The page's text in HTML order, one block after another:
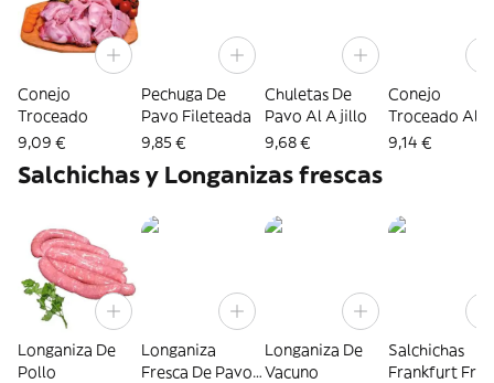
Conejo
Troceado
9,09 €
Pechuga De
Pavo Fileteada
9,85 €
Chuletas De
Pavo Al Ajillo
9,68 €
Conejo
Troceado Al
Ajillo
9,14 €
Salchichas y Longanizas frescas
Longaniza De
Pollo
Longaniza
Fresca De Pavo
Longaniza De
Vacuno
Salchichas
Frankfurt